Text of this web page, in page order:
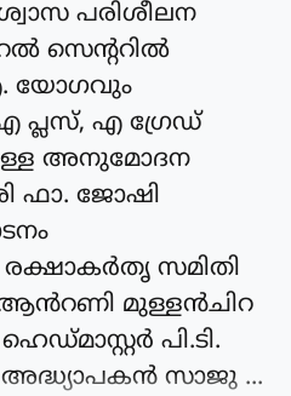
പരിശീലന
സെന്ററിൽ
യോഗവും
എ ഗ്രേഡ്
അനുമോദന
ഫാ. ജോഷി
സമിതി
ആൻറണി മുള്ളൻചിറ
പി.ടി.
സാജു ...